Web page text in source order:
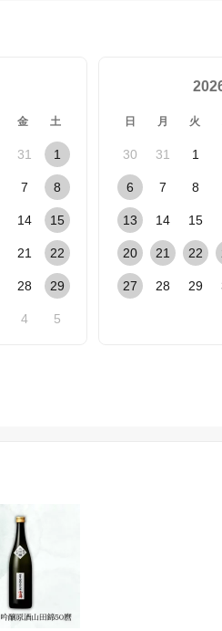
金 土
31 1
7 8
14 15
21 22
28 29
4 5
日 月 火
30 31 1
6 7 8
13 14 15
20 21 22
27 28 29